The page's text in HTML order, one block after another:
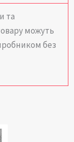
та
можуть
без